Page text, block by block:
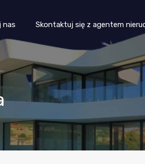
nas Skontaktuj się z agentem